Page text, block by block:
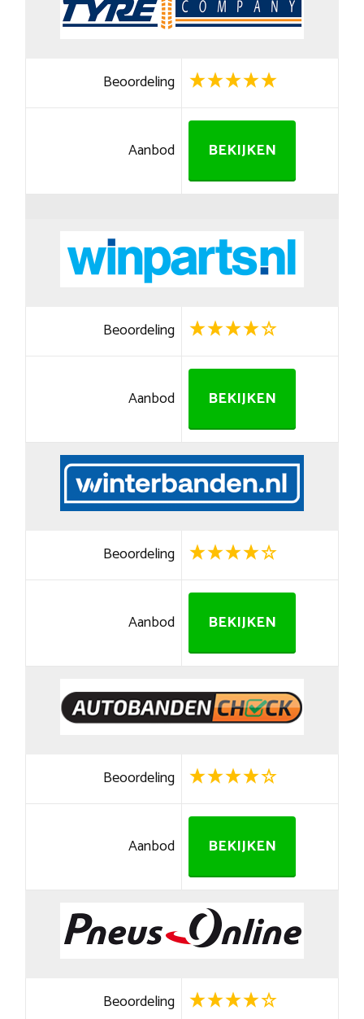
Beoordeling
Aanbod BEKIJKEN
Beoordeling
Aanbod BEKIJKEN
Beoordeling
Aanbod BEKIJKEN
Beoordeling
Aanbod BEKIJKEN
Beoordeling